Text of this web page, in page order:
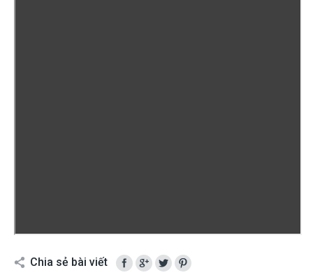
Chia sẻ bài viết